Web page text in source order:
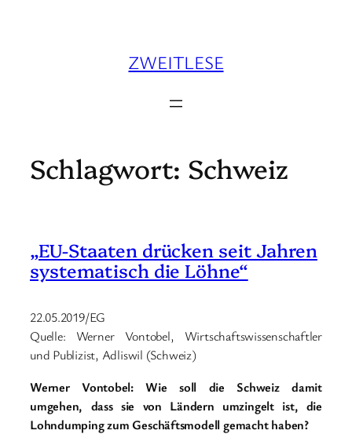
ZWEITLESE
Schlagwort: Schweiz
„EU-Staaten drücken seit Jahren
systematisch die Löhne“
22.05.2019/EG
Quelle: Werner Vontobel, Wirtschaftswissenschaftler
und Publizist, Adliswil (Schweiz)
Werner Vontobel: Wie soll die Schweiz damit
umgehen, dass sie von Ländern umzingelt ist, die
Lohndumping zum Geschäftsmodell gemacht haben?